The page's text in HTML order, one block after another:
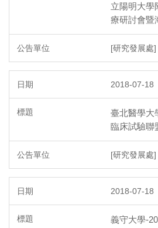
立陽明大學
療研討會暨
[研究發展處]
2018-07-18
臺北醫學大
臨床試驗聯
[研究發展處]
2018-07-18
義守大學-